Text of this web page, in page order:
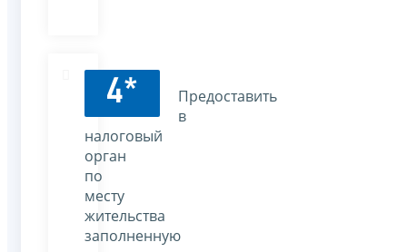
4*
Предоставить
в
налоговый
орган
по
месту
жительства
заполненную